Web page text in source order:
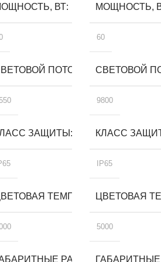
К
ММ
ВТ
ПОТОК, ЛМ
ЗАЩИТЫ
ТЕМПЕРАТУРА, К
РАЗМЕРЫ, ММ
МОЩНОСТЬ,
60
СВЕТОВОЙ
9800
КЛАСС
IP65
ЦВЕТОВАЯ
5000